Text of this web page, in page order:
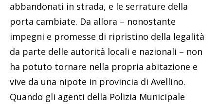
abbandonati in strada, e le serrature della
porta cambiate. Da allora – nonostante
impegni e promesse di ripristino della legalità
da parte delle autorità locali e nazionali – non
ha potuto tornare nella propria abitazione e
vive da una nipote in provincia di Avellino.
Quando gli agenti della Polizia Municipale